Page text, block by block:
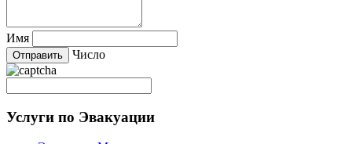
Имя
Число
Услуги по Эвакуации